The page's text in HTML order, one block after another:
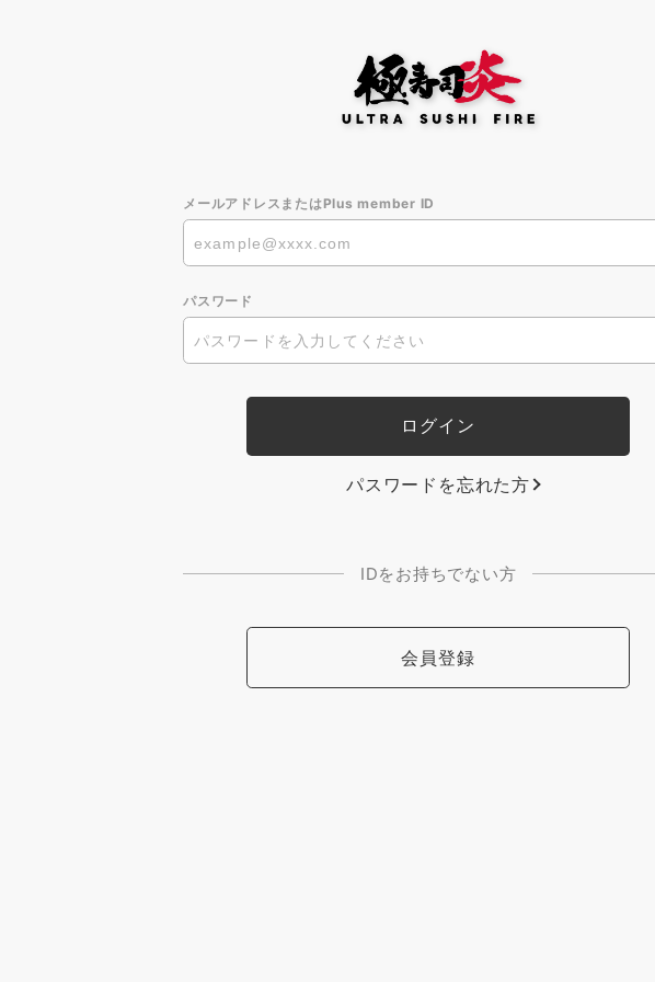
メールアドレスまたはPlus member ID
パスワード
パスワードを忘れた方
IDをお持ちでない方
会員登録